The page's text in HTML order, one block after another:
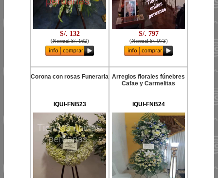
S/. 132
(Normal S/. 162)
S/. 797
(Normal S/. 973)
Corona con rosas Funeraria
IQUI-FNB23
Arreglos florales fúnebres
Cafae y Carmelitas
IQUI-FNB24